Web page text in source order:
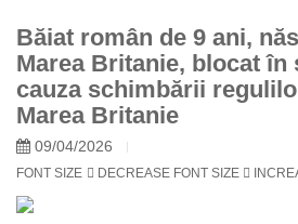
Băiat român de 9 ani,
Marea Britanie, blocat în
cauza schimbării
Marea Britanie
09/04/2026
FONT SIZE DECREASE FONT SIZE